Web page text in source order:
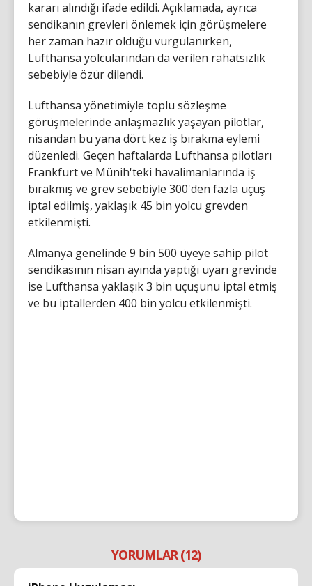
kararı alındığı ifade edildi. Açıklamada, ayrıca
sendikanın grevleri önlemek için görüşmelere
her zaman hazır olduğu vurgulanırken,
Lufthansa yolcularından da verilen rahatsızlık
sebebiyle özür dilendi.
Lufthansa yönetimiyle toplu sözleşme
görüşmelerinde anlaşmazlık yaşayan pilotlar,
nisandan bu yana dört kez iş bırakma eylemi
düzenledi. Geçen haftalarda Lufthansa pilotları
Frankfurt ve Münih'teki havalimanlarında iş
bırakmış ve grev sebebiyle 300'den fazla uçuş
iptal edilmiş, yaklaşık 45 bin yolcu grevden
etkilenmişti.
Almanya genelinde 9 bin 500 üyeye sahip pilot
sendikasının nisan ayında yaptığı uyarı grevinde
ise Lufthansa yaklaşık 3 bin uçuşunu iptal etmiş
ve bu iptallerden 400 bin yolcu etkilenmişti.
YORUMLAR (12)